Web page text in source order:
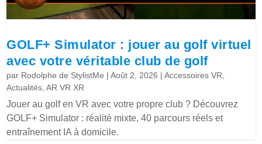
GOLF+ Simulator : jouer au golf virtuel
avec votre véritable club de golf
par Rodolphe de StylistMe |Août 2, 2026 |Accessoires VR,
Actualités,AR VR XR
Jouer au golf en VR avec votre propre club ? Découvrez
GOLF+ Simulator : réalité mixte, 40 parcours réels et
entraînement IA à domicile.